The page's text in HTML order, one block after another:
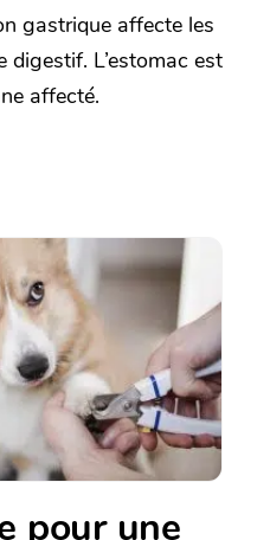
gastrique affecte les
digestif. L’estomac est
affecté.
pour une